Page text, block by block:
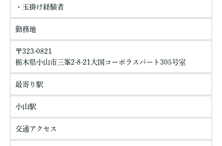
・玉掛け経験者
勤務地
〒323-0821
栃木県小山市三峯2-8-21大国コーポラスパート305号室
最寄り駅
小山駅
交通アクセス